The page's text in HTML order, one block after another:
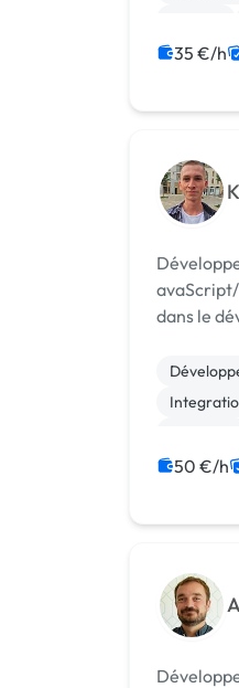
CSS,
35 €/h
avaScript/
dans le
50 €/h